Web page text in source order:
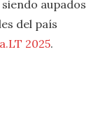
aupados
del país
2025.